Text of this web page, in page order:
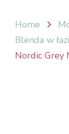
Home
Blenda w
Nordic Grey